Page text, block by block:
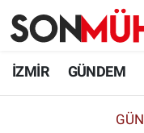
İZMİR GÜNDEM
İzmir Nöbetçi